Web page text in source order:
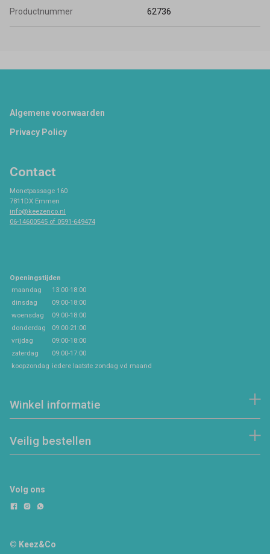
Productnummer 62736
Footer
Algemene voorwaarden
Privacy Policy
Contact
Monetpassage 160
7811DX Emmen
info@keezenco.nl
06-14600545 of 0591-649474
Openingstijden
maandag
13:00-18:00
dinsdag
09:00-18:00
woensdag
09:00-18:00
donderdag
09:00-21:00
vrijdag
09:00-18:00
zaterdag
09:00-17:00
koopzondag iedere laatste zondag vd maand
Winkel informatie
Veilig bestellen
Volg ons
© Keez&Co